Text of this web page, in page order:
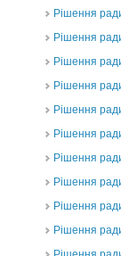
Рішення
Рішення
Рішення
Рішення
Рішення
Рішення
Рішення
Рішення
Рішення
Рішення